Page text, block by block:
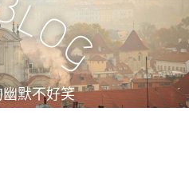
l
og
默不好笑